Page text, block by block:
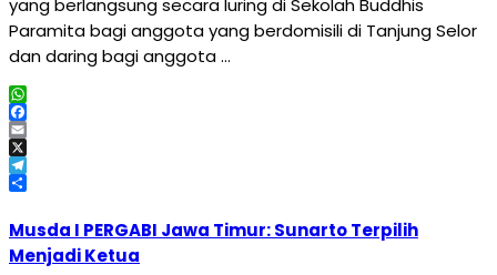
yang berlangsung secara luring di Sekolah Buddhis
Paramita bagi anggota yang berdomisili di Tanjung Selor
dan daring bagi anggota …
WhatsApp
Facebook
Email
X
Telegram
Musda I PERGABI Jawa Timur: Sunarto Terpilih
Menjadi Ketua